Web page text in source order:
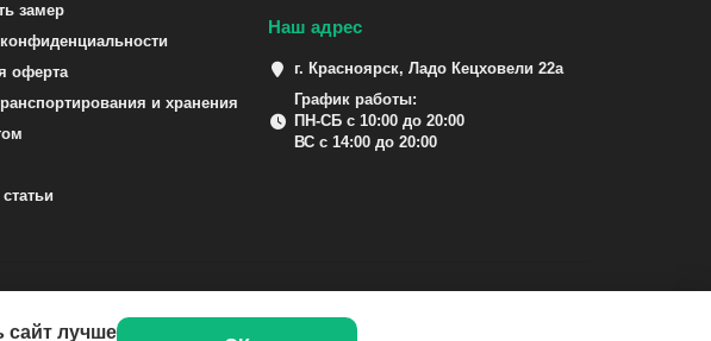
замер
оферта
и хранения
Наш адрес
г. Красноярск, Ладо Кецховели 22а
График работы:
ПН-СБ с 10:00 до 20:00
ВС с 14:00 до 20:00
сайт лучше